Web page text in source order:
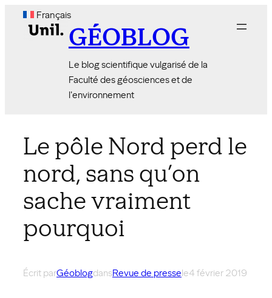
Français
GÉOBLOG
Le blog scientifique vulgarisé de la
Faculté des géosciences et de
l'environnement
Le pôle Nord perd le
nord, sans qu’on
sache vraiment
pourquoi
Écrit parGéoblogdansRevue de pressele4 février 2019